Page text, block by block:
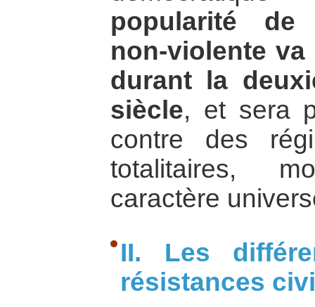
popularité de
non-violente
durant la
siècle, et sera
contre des
totalitaires,
caractère
II. Les
résistances